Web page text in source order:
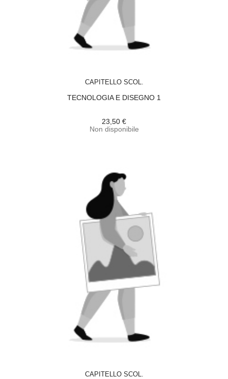
CAPITELLO SCOL.
TECNOLOGIA E DISEGNO 1
23,50 €
Non disponibile
CAPITELLO SCOL.